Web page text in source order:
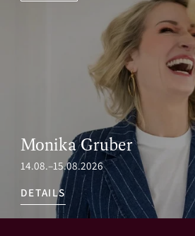
Monika Gruber
14.08.–15.08.2026
DETAILS